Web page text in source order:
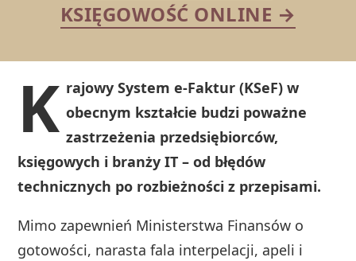
KSIĘGOWOŚĆ ONLINE →
K rajowy System e-Faktur (KSeF) w
obecnym kształcie budzi poważne
zastrzeżenia przedsiębiorców,
księgowych i branży IT – od błędów
technicznych po rozbieżności z przepisami.
Mimo zapewnień Ministerstwa Finansów o
gotowości, narasta fala interpelacji, apeli i